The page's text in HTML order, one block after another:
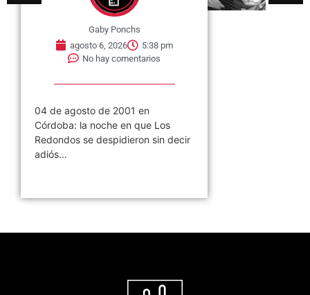
Gaby Ponchs
agosto 6, 2026
5:38 pm
No hay comentarios
04 de agosto de 2001 en
Córdoba: la noche en que Los
Redondos se despidieron sin decir
adiós...